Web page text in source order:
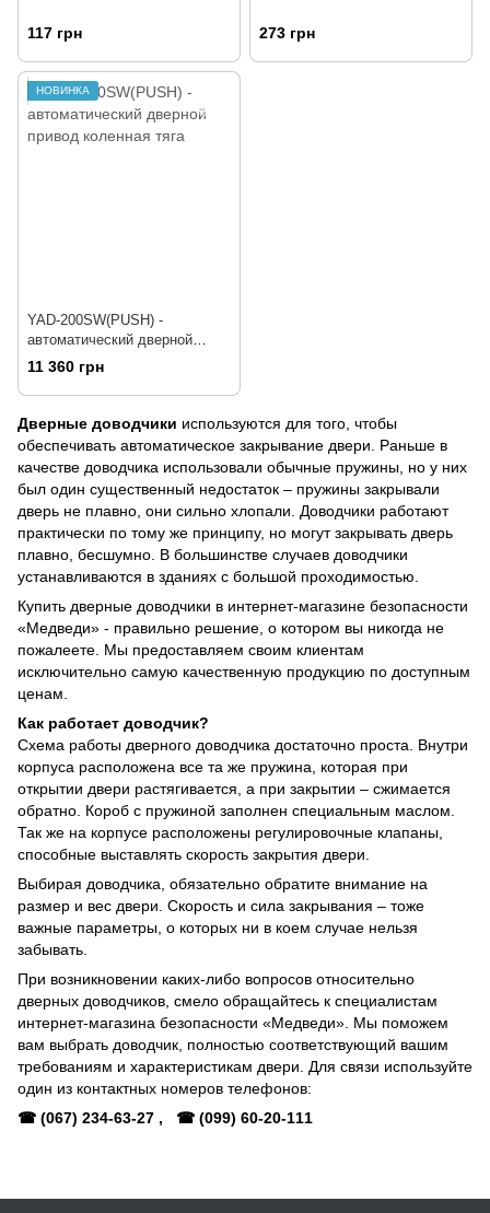
117 грн 273 грн
НОВИНКА
YAD-200SW(PUSH) -
автоматический дверной
привод коленная тяга
11 360 грн
Дверные доводчики используются для того, чтобы
обеспечивать автоматическое закрывание двери. Раньше в
качестве доводчика использовали обычные пружины, но у них
был один существенный недостаток – пружины закрывали
дверь не плавно, они сильно хлопали. Доводчики работают
практически по тому же принципу, но могут закрывать дверь
плавно, бесшумно. В большинстве случаев доводчики
устанавливаются в зданиях с большой проходимостью.
Купить дверные доводчики в интернет-магазине безопасности
«Медведи» - правильно решение, о котором вы никогда не
пожалеете. Мы предоставляем своим клиентам
исключительно самую качественную продукцию по доступным
ценам.
Как работает доводчик?
Схема работы дверного доводчика достаточно проста. Внутри
корпуса расположена все та же пружина, которая при
открытии двери растягивается, а при закрытии – сжимается
обратно. Короб с пружиной заполнен специальным маслом.
Так же на корпусе расположены регулировочные клапаны,
способные выставлять скорость закрытия двери.
Выбирая доводчика, обязательно обратите внимание на
размер и вес двери. Скорость и сила закрывания – тоже
важные параметры, о которых ни в коем случае нельзя
забывать.
При возникновении каких-либо вопросов относительно
дверных доводчиков, смело обращайтесь к специалистам
интернет-магазина безопасности «Медведи». Мы поможем
вам выбрать доводчик, полностью соответствующий вашим
требованиям и характеристикам двери. Для связи используйте
один из контактных номеров телефонов:
☎ (067) 234-63-27 , ☎ (099) 60-20-111